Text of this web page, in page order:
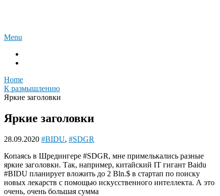
Menu
Home
К размышлению
Яркие заголовки
Яркие заголовки
28.09.2020 #BIDU, #SDGR
Копаясь в Шредингере #SDGR, мне примелькались разные
яркие заголовки. Так, например, китайский IT гигант Baidu
#BIDU планирует вложить до 2 Bln.$ в стартап по поиску
новых лекарств с помощью искусственного интеллекта. А это
очень, очень большая сумма